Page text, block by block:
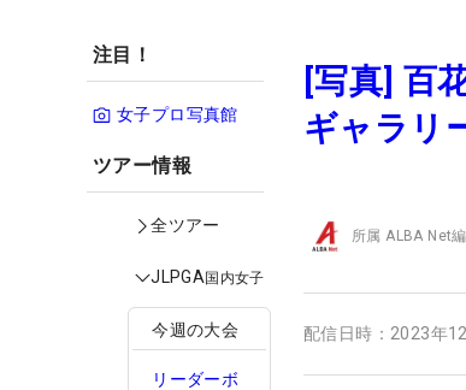
注目！
女子プロ写真館
ツアー情報
全ツアー
JLPGA国内女子
今週の大会
リーダーボ
[写真] 百
ギャラリ
所属ALBA Net
配信日時： 2023年